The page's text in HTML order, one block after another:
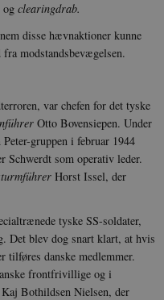
og clearingdrab.
disse hævnaktioner kunne
modstandsbevægelsen.
var chefen for det tyske
Otto Bovensiepen. Under
gruppen i februar 1944
Schwerdt som operativ leder.
Horst Issel, der
tyske SS-soldater,
Det blev dog snart klart, at hvis
tilføres danske medlemmer.
frontfrivillige og i
Bothildsen Nielsen, der